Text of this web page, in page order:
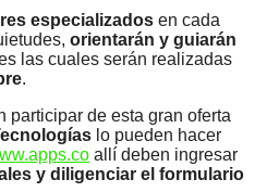
especializados en cada
orientarán y guiarán
las cuales serán realizadas
.
participar de esta gran oferta
lo pueden hacer
allí deben ingresar
y diligenciar el formulario